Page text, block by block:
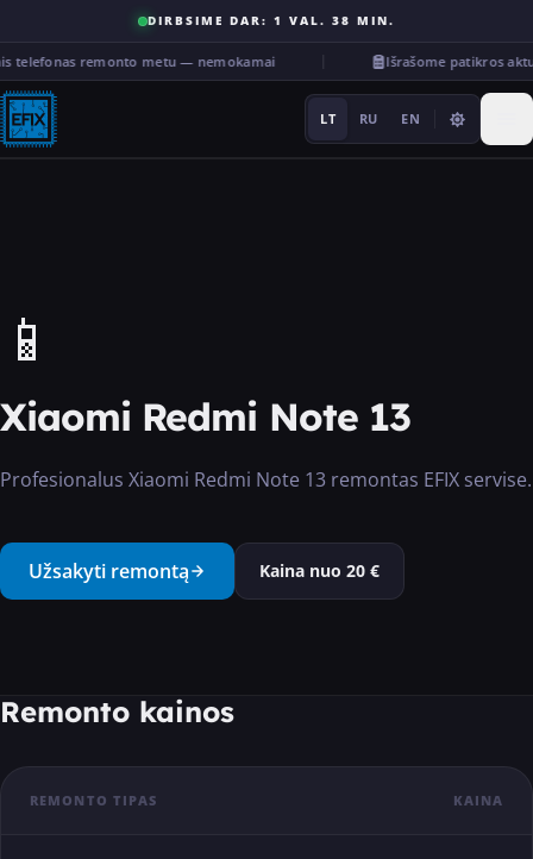
DIRBSIME DAR: 1 VAL. 38 MIN.
telefonas remonto metu — nemokamai Išrašome patikros
LT RU EN
Paslaugos
···
📱
Xiaomi Redmi Note 13
Profesionalus Xiaomi Redmi Note 13 remontas EFIX servise.
Užsakyti remontą Kaina nuo 20 €
Remonto kainos
REMONTO TIPAS KAINA